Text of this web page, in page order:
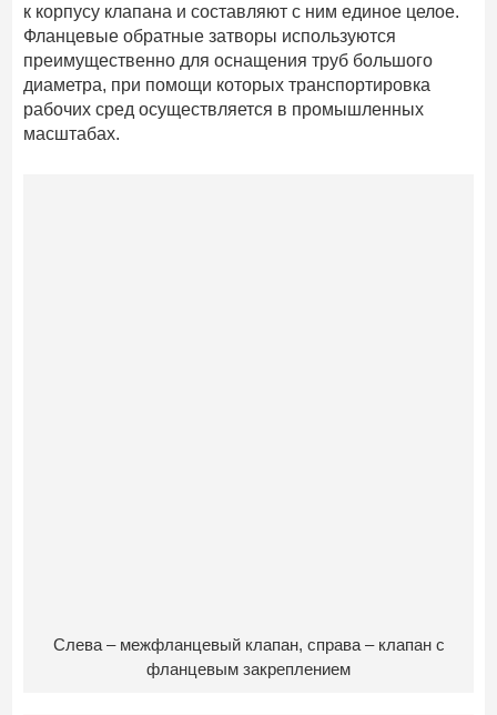
к корпусу клапана и составляют с ним единое целое.
Фланцевые обратные затворы используются
преимущественно для оснащения труб большого
диаметра, при помощи которых транспортировка
рабочих сред осуществляется в промышленных
масштабах.
Слева – межфланцевый клапан, справа – клапан с
фланцевым закреплением